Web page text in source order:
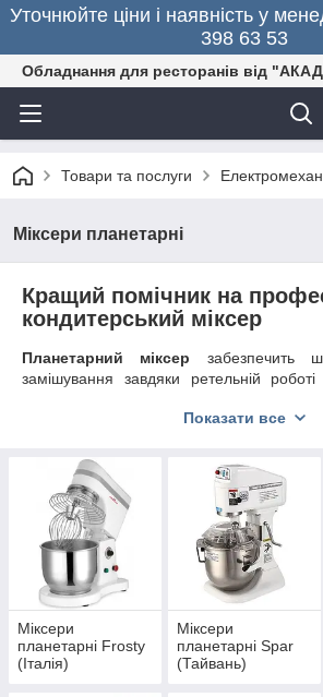
Уточнюйте ціни і наявність у
398 63 53
Обладнання для ресторанів від
Товари та послуги
Міксери планетарні
Кращий помічник на
кондитерський міксер
Планетарний міксер забезпечить
замішування завдяки ретельній роботі
агрегати незамінні в процесі
Показати все
Міксери
планетарні Frosty
(Італія)
Міксери
планетарні Spar
(Тайвань)